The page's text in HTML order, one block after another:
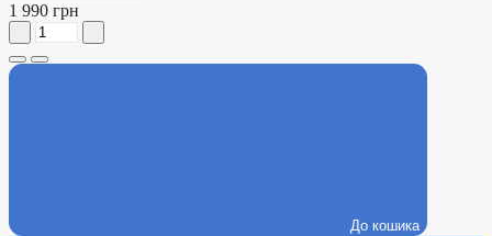
1 990 грн
До кошика